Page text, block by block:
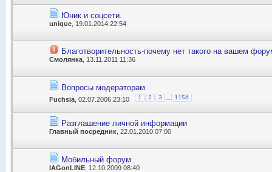
Юник и соцсети.
unique , 19.01.2014 22:54
Благотворительность-почему нет такого на вашем
Смолянка, 13.11.2011 11:36
Вопросы модераторам
Fuchsia , 02.07.2006 23:10 1 2 3 1156
Разглашение личной информации
Главный посредник , 22.01.2010 07:00
Мобильный форум
lAGonLINE , 12.10.2009 08:40